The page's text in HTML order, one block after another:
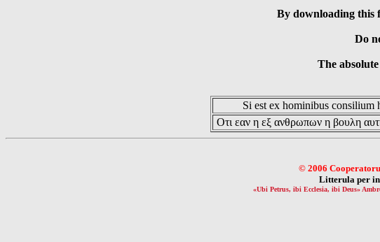
By downloading this
Do
The
Si est ex hominibus consilium
Οτι εαν η εξ ανθρωπων η βουλη
© 2006
Litterula per
«Ubi Petrus, ibi Ecclesia, ibi Deus»